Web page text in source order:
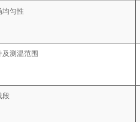
均匀性
及测温范围
段